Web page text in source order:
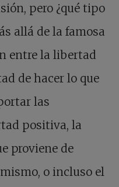
pero ¿qué tipo
allá de la famosa
entre la libertad
de hacer lo que
las
positiva, la
proviene de
o incluso el